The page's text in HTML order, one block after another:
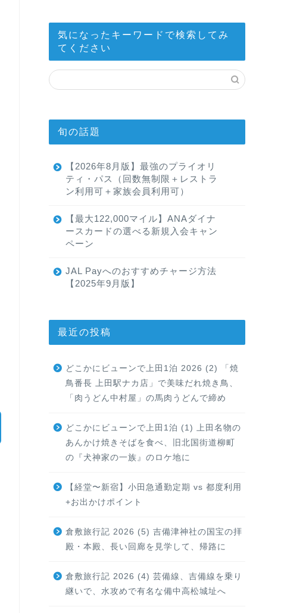
気になったキーワードで検索してみ
てください
旬の話題
【2026年8月版】最強のプライオリ
ティ・パス（回数無制限＋レストラ
ン利用可＋家族会員利用可）
【最大122,000マイル】ANAダイナ
ースカードの選べる新規入会キャン
ペーン
JAL Payへのおすすめチャージ方法
【2025年9月版】
最近の投稿
どこかにビューンで上田1泊 2026 (2) 「焼
鳥番長 上田駅ナカ店」で美味だれ焼き鳥、
「肉うどん中村屋」の馬肉うどんで締め
どこかにビューンで上田1泊 (1) 上田名物の
あんかけ焼きそばを食べ、旧北国街道柳町
の『犬神家の一族』のロケ地に
【経堂〜新宿】小田急通勤定期 vs 都度利用
+お出かけポイント
倉敷旅行記 2026 (5) 吉備津神社の国宝の拝
殿・本殿、長い回廊を見学して、帰路に
倉敷旅行記 2026 (4) 芸備線、吉備線を乗り
継いで、水攻めで有名な備中高松城址へ